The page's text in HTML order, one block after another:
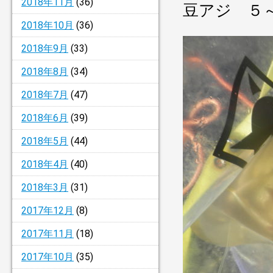
2018年10月 (36)
2018年9月 (33)
2018年8月 (34)
2018年7月 (47)
2018年6月 (39)
2018年5月 (44)
2018年4月 (40)
2018年3月 (31)
2017年12月 (8)
2017年11月 (18)
2017年10月 (35)
豆アジ ５